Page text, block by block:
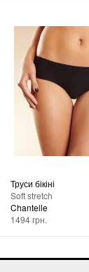
Труси бікіні
Soft stretch
Chantelle
1494 грн.